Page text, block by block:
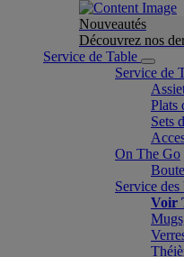
Nouveautés
Découvrez nos
Service de Table
Service de
Plats
Sets
On The Go
Service des
Voir